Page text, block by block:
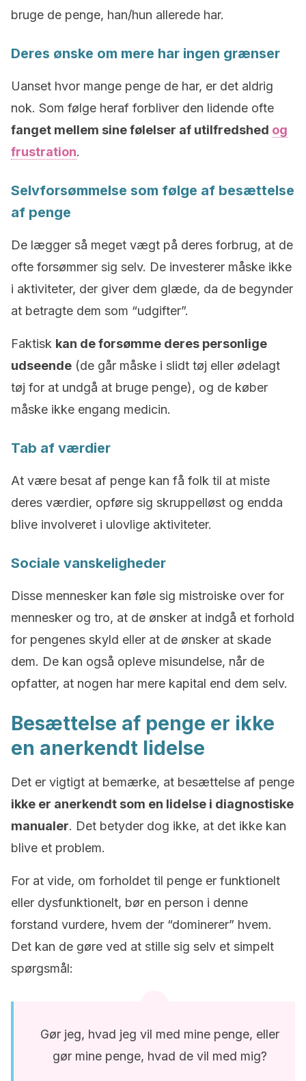
bruge de penge, han/hun allerede har.
Deres ønske om mere har ingen grænser
Uanset hvor mange penge de har, er det aldrig
nok. Som følge heraf forbliver den lidende ofte
fanget mellem sine følelser af utilfredshed og
frustration.
Selvforsømmelse som følge af besættelse
af penge
De lægger så meget vægt på deres forbrug, at de
ofte forsømmer sig selv. De investerer måske ikke
i aktiviteter, der giver dem glæde, da de begynder
at betragte dem som “udgifter”.
Faktisk kan de forsømme deres personlige
udseende (de går måske i slidt tøj eller ødelagt
tøj for at undgå at bruge penge), og de køber
måske ikke engang medicin.
Tab af værdier
At være besat af penge kan få folk til at miste
deres værdier, opføre sig skruppelløst og endda
blive involveret i ulovlige aktiviteter.
Sociale vanskeligheder
Disse mennesker kan føle sig mistroiske over for
mennesker og tro, at de ønsker at indgå et forhold
for pengenes skyld eller at de ønsker at skade
dem. De kan også opleve misundelse, når de
opfatter, at nogen har mere kapital end dem selv.
Besættelse af penge er ikke
en anerkendt lidelse
Det er vigtigt at bemærke, at besættelse af penge
ikke er anerkendt som en lidelse i diagnostiske
manualer. Det betyder dog ikke, at det ikke kan
blive et problem.
For at vide, om forholdet til penge er funktionelt
eller dysfunktionelt, bør en person i denne
forstand vurdere, hvem der “dominerer” hvem.
Det kan de gøre ved at stille sig selv et simpelt
spørgsmål:
Gør jeg, hvad jeg vil med mine penge, eller
gør mine penge, hvad de vil med mig?